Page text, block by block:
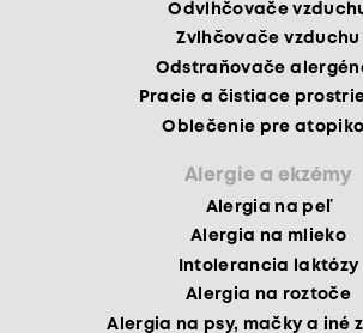
Odvlhčovače
Zvlhčovače vzduchu
Odstraňovače
Pracie a čistiace
Oblečenie pre
Alergie a ekzémy
Alergia na peľ
Alergia na mlieko
Intolerancia laktózy
Alergia na roztoče
Alergia na psy, mačky a iné